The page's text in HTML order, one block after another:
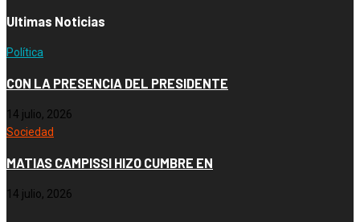
Ultimas Noticias
Política
CON LA PRESENCIA DEL PRESIDENTE
14 julio, 2026
Sociedad
MATIAS CAMPISSI HIZO CUMBRE EN
14 julio, 2026